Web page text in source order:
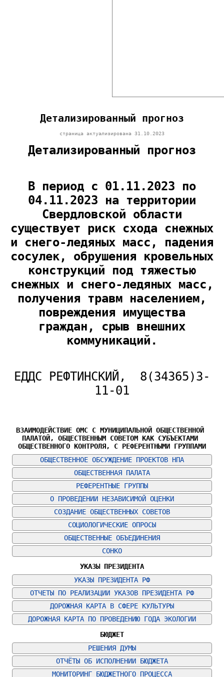
Детализированный прогноз
страница актуализирована 31.10.2023
Детализированный прогноз
В период с 01.11.2023 по
04.11.2023 на территории
Свердловской области
существует риск схода снежных
и снего-ледяных масс, падения
сосулек, обрушения кровельных
конструкций под тяжестью
снежных и снего-ледяных масс,
получения травм населением,
повреждения имущества
граждан, срыв внешних
коммуникаций.
ЕДДС РЕФТИНСКИЙ, 8(34365)3-
11-01
ВЗАИМОДЕЙСТВИЕ ОМС С МУНИЦИПАЛЬНОЙ ОБЩЕСТВЕННОЙ
ПАЛАТОЙ, ОБЩЕСТВЕННЫМ СОВЕТОМ КАК СУБЪЕКТАМИ
ОБЩЕСТВЕННОГО КОНТРОЛЯ, С РЕФЕРЕНТНЫМИ ГРУППАМИ
ОБЩЕСТВЕННОЕ ОБСУЖДЕНИЕ ПРОЕКТОВ НПА
ОБЩЕСТВЕННАЯ ПАЛАТА
РЕФЕРЕНТНЫЕ ГРУППЫ
О ПРОВЕДЕНИИ НЕЗАВИСИМОЙ ОЦЕНКИ
СОЗДАНИЕ ОБЩЕСТВЕННЫХ СОВЕТОВ
СОЦИОЛОГИЧЕСКИЕ ОПРОСЫ
ОБЩЕСТВЕННЫЕ ОБЪЕДИНЕНИЯ
СОНКО
УКАЗЫ ПРЕЗИДЕНТА
УКАЗЫ ПРЕЗИДЕНТА РФ
ОТЧЕТЫ ПО РЕАЛИЗАЦИИ УКАЗОВ ПРЕЗИДЕНТА РФ
ДОРОЖНАЯ КАРТА В СФЕРЕ КУЛЬТУРЫ
ДОРОЖНАЯ КАРТА ПО ПРОВЕДЕНИЮ ГОДА ЭКОЛОГИИ
БЮДЖЕТ
РЕШЕНИЯ ДУМЫ
ОТЧЁТЫ ОБ ИСПОЛНЕНИИ БЮДЖЕТА
МОНИТОРИНГ БЮДЖЕТНОГО ПРОЦЕССА